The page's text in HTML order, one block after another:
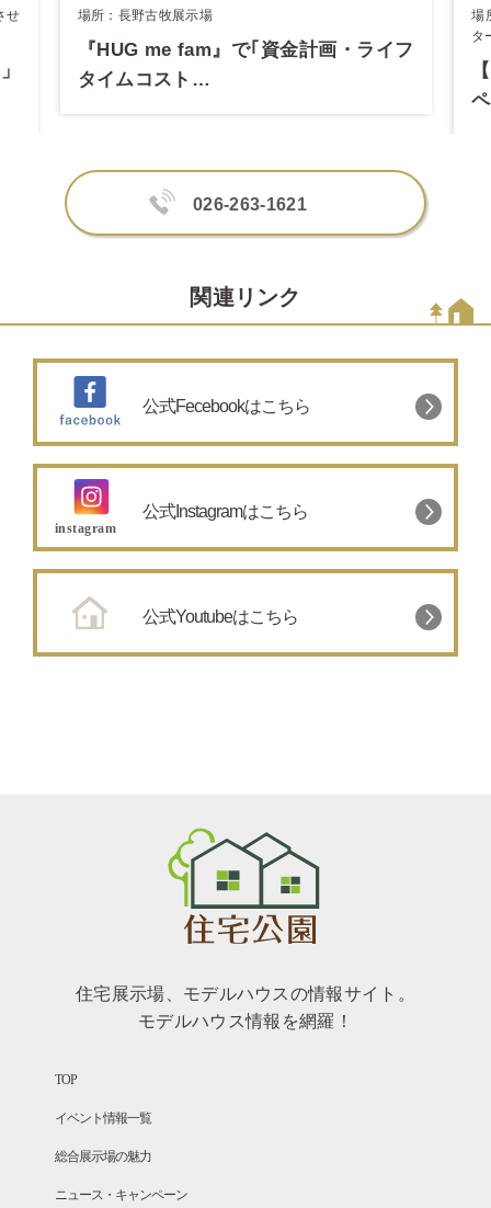
せ
場所：長野古牧展示場
『HUG me fam』で｢資金計画・ライフ
タイムコスト…
場
タ
026-263-1621
関連リンク
公式Fecebookはこちら
公式Instagramはこちら
公式Youtubeはこちら
住宅展示場、モデルハウスの情報サイト。
モデルハウス情報を網羅！
TOP
イベント情報一覧
総合展示場の魅力
ニュース・キャンペーン